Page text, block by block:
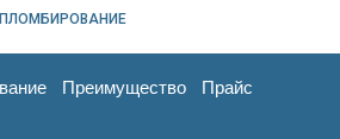
ПЛОМБИРОВАНИЕ
Прайс
Преимущество